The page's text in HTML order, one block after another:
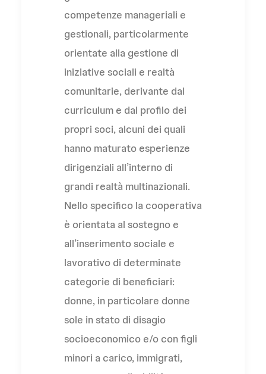
competenze manageriali e
gestionali, particolarmente
orientate alla gestione di
iniziative sociali e realtà
comunitarie, derivante dal
curriculum e dal profilo dei
propri soci, alcuni dei quali
hanno maturato esperienze
dirigenziali all’interno di
grandi realtà multinazionali.
Nello specifico la cooperativa
è orientata al sostegno e
all’inserimento sociale e
lavorativo di determinate
categorie di beneficiari:
donne, in particolare donne
sole in stato di disagio
socioeconomico e/o con figli
minori a carico, immigrati,